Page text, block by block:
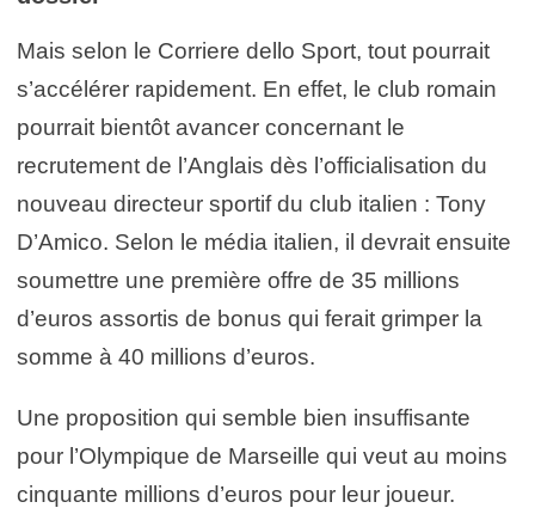
Mais selon le Corriere dello Sport, tout pourrait
s’accélérer rapidement. En effet, le club romain
pourrait bientôt avancer concernant le
recrutement de l’Anglais dès l’officialisation du
nouveau directeur sportif du club italien : Tony
D’Amico. Selon le média italien, il devrait ensuite
soumettre une première offre de 35 millions
d’euros assortis de bonus qui ferait grimper la
somme à 40 millions d’euros.
Une proposition qui semble bien insuffisante
pour l’Olympique de Marseille qui veut au moins
cinquante millions d’euros pour leur joueur.